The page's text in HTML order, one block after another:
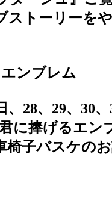
ストーリーを
ンブレム
、28、29、
に捧げるエン
椅子バスケの